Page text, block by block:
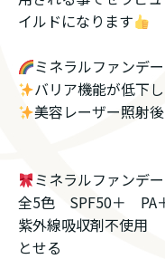
イルドになります
ミネラルファンデ
バリア機能が低下
美容レーザー照射
ミネラルファンデ
全5色 SPF50＋ PA
紫外線吸収剤不使
とせる